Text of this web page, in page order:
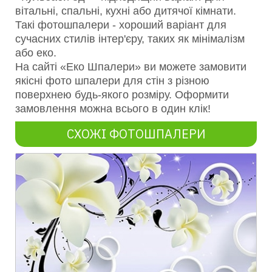
вітальні, спальні, кухні або дитячої кімнати.
Такі фотошпалери - хороший варіант для
сучасних стилів інтер'єру, таких як мінімалізм
або еко.
На сайті «Еко Шпалери» ви можете замовити
якісні фото шпалери для стін з різною
поверхнею будь-якого розміру. Оформити
замовлення можна всього в один клік!
СХОЖІ ФОТОШПАЛЕРИ